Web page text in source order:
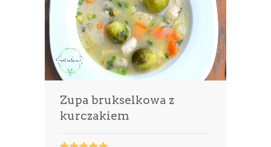
Zupa brukselkowa z
kurczakiem